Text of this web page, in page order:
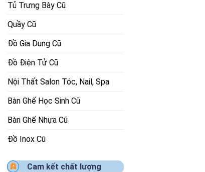
Tủ Trưng Bày Cũ
Quầy Cũ
Đồ Gia Dụng Cũ
Đồ Điện Tử Cũ
Nội Thất Salon Tóc, Nail, Spa
Bàn Ghế Học Sinh Cũ
Bàn Ghế Nhựa Cũ
Đồ Inox Cũ
Cam kết chất lượng